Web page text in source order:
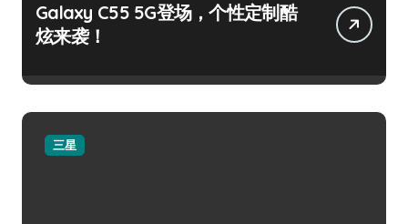
Galaxy C55 5G登场，个性定制酷
炫来袭！
三星